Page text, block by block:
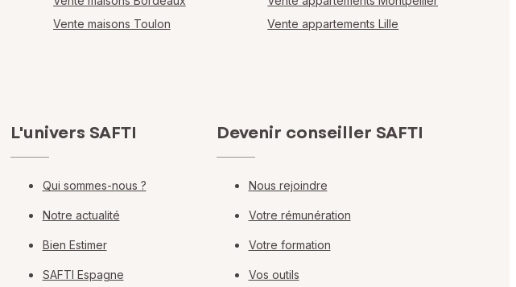
Vente maisons Toulon
Vente appartements Lille
L'univers SAFTI
Qui sommes-nous ?
Notre actualité
Bien Estimer
SAFTI Espagne
Devenir conseiller SAFTI
Nous rejoindre
Votre rémunération
Votre formation
Vos outils